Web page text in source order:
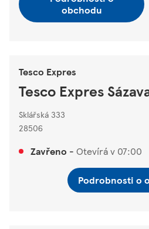
obchodu
Tesco Expres
Tesco Expres
Sklářská 333
28506
Zavřeno - Otevírá v 07:00
Podrobnosti o